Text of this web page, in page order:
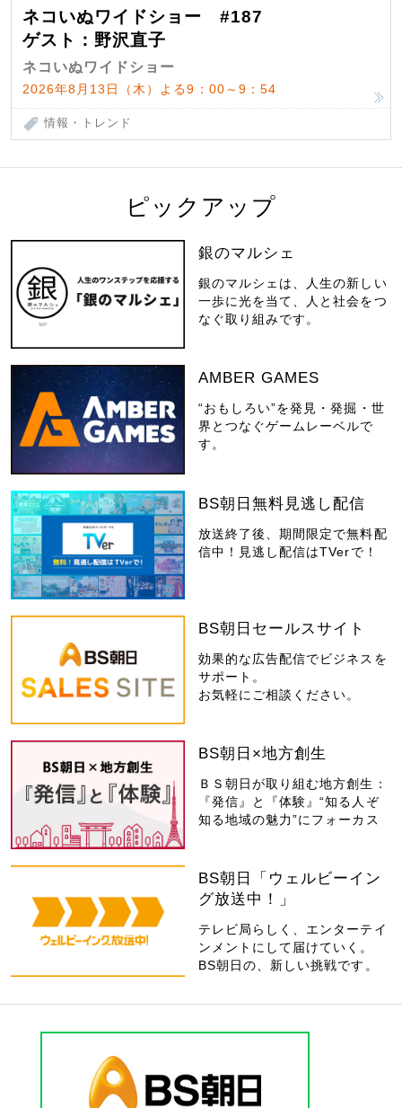
ネコいぬワイドショー #187
ゲスト：野沢直子
ネコいぬワイドショー
2026年8月13日（木）よる9：00～9：54
情報・トレンド
ピックアップ
銀のマルシェ
銀のマルシェは、人生の新しい
一歩に光を当て、人と社会をつ
なぐ取り組みです。
AMBER GAMES
“おもしろい”を発見・発掘・世
界とつなぐゲームレーベルで
す。
BS朝日無料見逃し配信
放送終了後、期間限定で無料配
信中！見逃し配信はTVerで！
BS朝日セールスサイト
効果的な広告配信でビジネスを
サポート。
お気軽にご相談ください。
BS朝日×地方創生
ＢＳ朝日が取り組む地方創生：
『発信』と『体験』“知る人ぞ
知る地域の魅力”にフォーカス
BS朝日「ウェルビーイン
グ放送中！」
テレビ局らしく、エンターテイ
ンメントにして届けていく。
BS朝日の、新しい挑戦です。